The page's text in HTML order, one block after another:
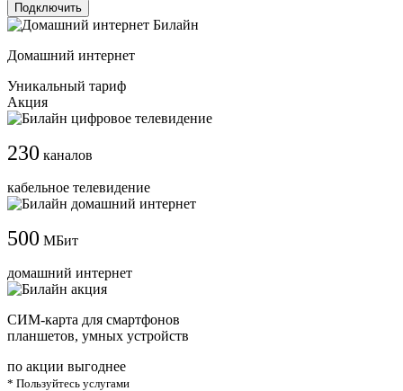
Подключить
Домашний интернет
Уникальный тариф
Акция
230 каналов
кабельное телевидение
500 МБит
домашний интернет
СИМ-карта для смартфонов
планшетов, умных устройств
по акции выгоднее
* Пользуйтесь услугами